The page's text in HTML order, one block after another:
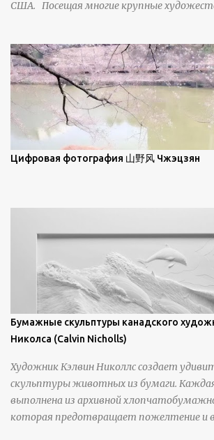
демонстрирует матовое отражение.
США. Посещая многие крупные
Брайан Шервин прокомментировал
заявив, что "Такаюки Харада сочетает в
элегантность живописи с реалиями
некотором смысле, персонажи его
зрителям незаконченный рассказ,
уникальной манерой использования
просмотра всех работ, посетите
Цифровая фотография 山野风 Чжэцзян
Бумажные скульптуры канадского
Николса (Calvin Nicholls)
Художник Кэлвин Николлс создает
скульптуры животных из бумаги.
выполнена из архивной
которая предотвращает пожелтение и